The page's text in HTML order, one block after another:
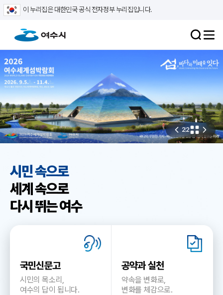
이 누리집은 대한민국 공식 전자정부 누리집입니다.
22
시민 속으로
세계 속으로
다시 뛰는 여수
국민신문고
시민의 목소리,
여수의 답이 됩니다.
공약과 실천
약속을 변화로,
변화를 체감으로.